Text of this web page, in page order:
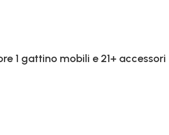
1 gattino mobili e 21+ accessori